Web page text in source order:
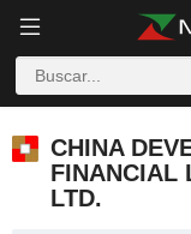
CHINA
FINANCIAL
LTD.